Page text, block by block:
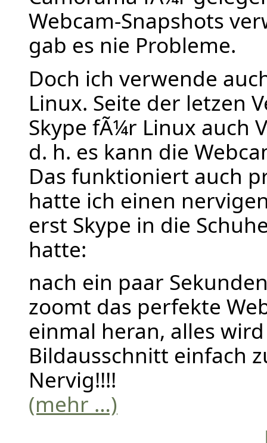
Webcam-Snapshots
gab es nie Probleme.
Doch ich verwende
Linux. Seite der letzen
Skype fÃ¼r Linux auch
d. h. es kann die
Das funktioniert auch
hatte ich einen
erst Skype in die
hatte:
nach ein paar
zoomt das perfekte
einmal heran, alles
Bildausschnitt einfach
Nervig!!!!
(mehr …)